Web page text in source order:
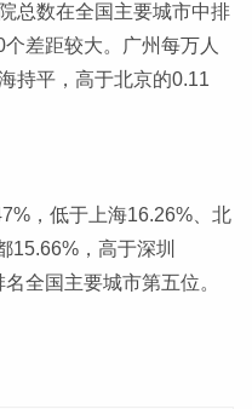
总数在全国主要城市中排
差距较大。广州每万人
持平，高于北京的0.11
，低于上海16.26%、北
15.66%，高于深圳
全国主要城市第五位。